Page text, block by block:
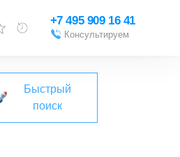
+7 495 909 16 41
Консультируем
Быстрый
поиск